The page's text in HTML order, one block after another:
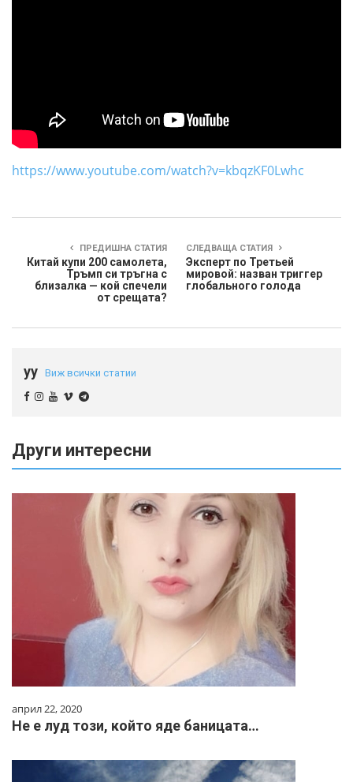
https://www.youtube.com/watch?v=kbqzKF0Lwhc
ПРЕДИШНА СТАТИЯ
Китай купи 200 самолета,
Тръмп си тръгна с
близалка — кой спечели
от срещата?
СЛЕДВАЩА СТАТИЯ
Эксперт по Третьей
мировой: назван триггер
глобального голода
yy Виж всички статии
Други интересни
април 22, 2020
Не е луд този, който яде баницата…